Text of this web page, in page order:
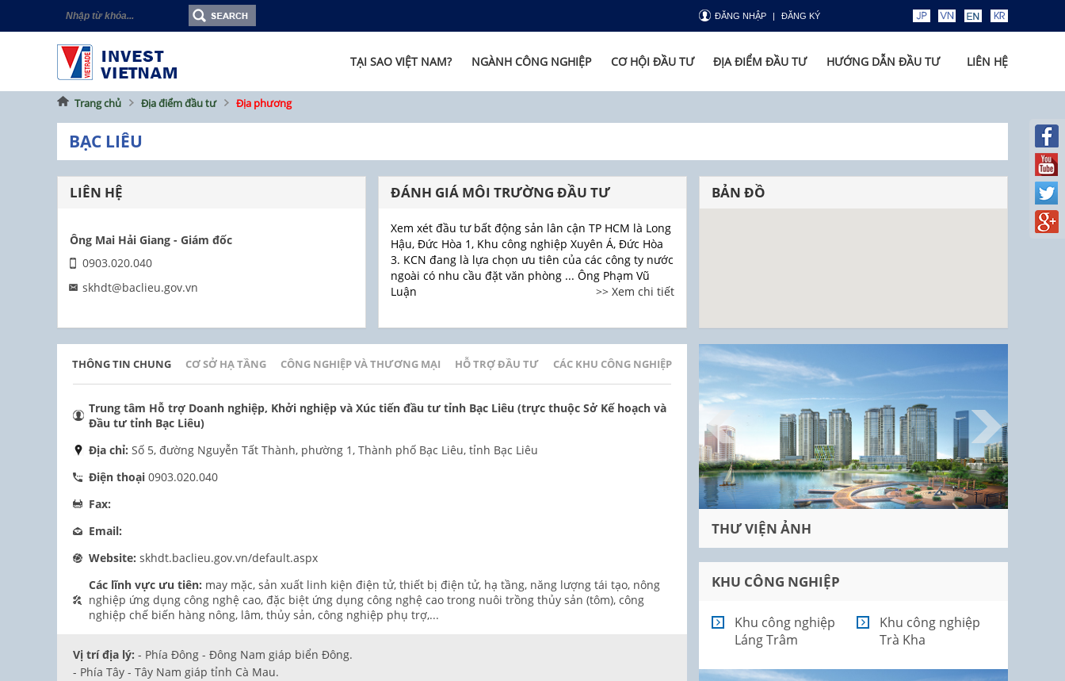
ĐĂNG NHẬP ĐĂNG KÝ
LIÊN HỆ
HƯỚNG DẪN ĐẦU TƯ
ĐỊA ĐIỂM ĐẦU TƯ
CƠ HỘI ĐẦU TƯ
NGÀNH CÔNG NGHIỆP
TẠI SAO VIỆT NAM?
Trang chủ Địa điểm đầu tư Địa phương
BẠC LIÊU
LIÊN HỆ
Ông Mai Hải Giang - Giám đốc
0903.020.040
skhdt@baclieu.gov.vn
ĐÁNH GIÁ MÔI TRƯỜNG ĐẦU TƯ
Xem xét đầu tư bất động sản lân cận TP HCM là Long
Hậu, Đức Hòa 1, Khu công nghiệp Xuyên Á, Đức Hòa
3. KCN đang là lựa chọn ưu tiên của các công ty nước
ngoài có nhu cầu đặt văn phòng ... Ông Phạm Vũ
Luận
>> Xem chi tiết
BẢN ĐỒ
THÔNG TIN CHUNG CƠ SỞ HẠ TẦNG CÔNG NGHIỆP VÀ THƯƠNG MẠI HỖ TRỢ ĐẦU TƯ CÁC KHU CÔNG NGHIỆP
Trung tâm Hỗ trợ Doanh nghiệp, Khởi nghiệp và Xúc tiến đầu tư tỉnh Bạc Liêu (trực thuộc Sở Kế hoạch và
Đầu tư tỉnh Bạc Liêu)
Địa chỉ: Số 5, đường Nguyễn Tất Thành, phường 1, Thành phố Bạc Liêu, tỉnh Bạc Liêu
Điện thoại 0903.020.040
Fax:
Email:
Website: skhdt.baclieu.gov.vn/default.aspx
Các lĩnh vực ưu tiên: may mặc, sản xuất linh kiện điện tử, thiết bị điện tử, hạ tầng, năng lượng tái tạo, nông
nghiệp ứng dụng công nghệ cao, đặc biệt ứng dụng công nghệ cao trong nuôi trồng thủy sản (tôm), công
nghiệp chế biến hàng nông, lâm, thủy sản, công nghiệp phụ trợ,...
Vị trí địa lý: - Phía Đông - Đông Nam giáp biển Đông.
- Phía Tây - Tây Nam giáp tỉnh Cà Mau.
THƯ VIỆN ẢNH
KHU CÔNG NGHIỆP
Khu công nghiệp
Láng Trâm
Khu công nghiệp
Trà Kha